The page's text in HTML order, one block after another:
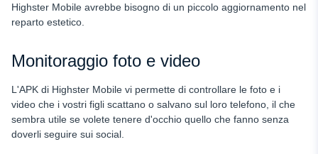
Highster Mobile avrebbe bisogno di un piccolo aggiornamento nel
reparto estetico.
Monitoraggio foto e video
L'APK di Highster Mobile vi permette di controllare le foto e i
video che i vostri figli scattano o salvano sul loro telefono, il che
sembra utile se volete tenere d'occhio quello che fanno senza
doverli seguire sui social.